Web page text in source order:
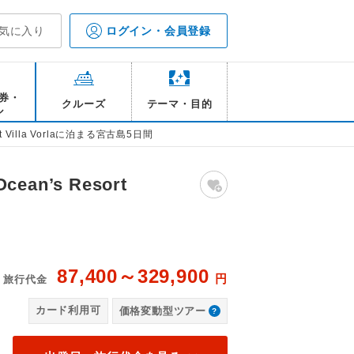
に入り ログイン・会員登録
・
クルーズ テーマ・目的
Vorlaに泊まる宮古島5日間
Resort
旅行代金 87,400～329,900 円
カード利用可 価格変動型ツアー